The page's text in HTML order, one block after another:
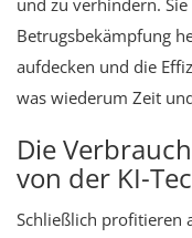
und zu verhindern.
Betrugsbekämpfung
aufdecken und die
was wiederum Zeit
Die
von der KI-
Schließlich profitieren